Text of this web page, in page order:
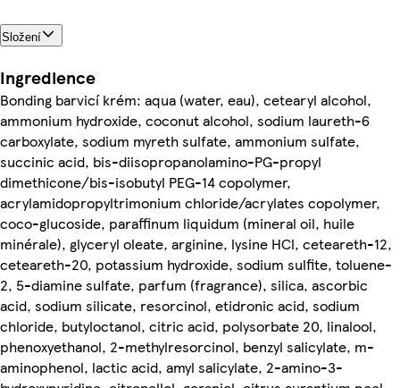
Složení
Ingredience
Bonding barvicí krém: aqua (water, eau), cetearyl alcohol,
ammonium hydroxide, coconut alcohol, sodium laureth-6
carboxylate, sodium myreth sulfate, ammonium sulfate,
succinic acid, bis-diisopropanolamino-PG-propyl
dimethicone/bis-isobutyl PEG-14 copolymer,
acrylamidopropyltrimonium chloride/acrylates copolymer,
coco-glucoside, paraffinum liquidum (mineral oil, huile
minérale), glyceryl oleate, arginine, lysine HCl, ceteareth-12,
ceteareth-20, potassium hydroxide, sodium sulfite, toluene-
2, 5-diamine sulfate, parfum (fragrance), silica, ascorbic
acid, sodium silicate, resorcinol, etidronic acid, sodium
chloride, butyloctanol, citric acid, polysorbate 20, linalool,
phenoxyethanol, 2-methylresorcinol, benzyl salicylate, m-
aminophenol, lactic acid, amyl salicylate, 2-amino-3-